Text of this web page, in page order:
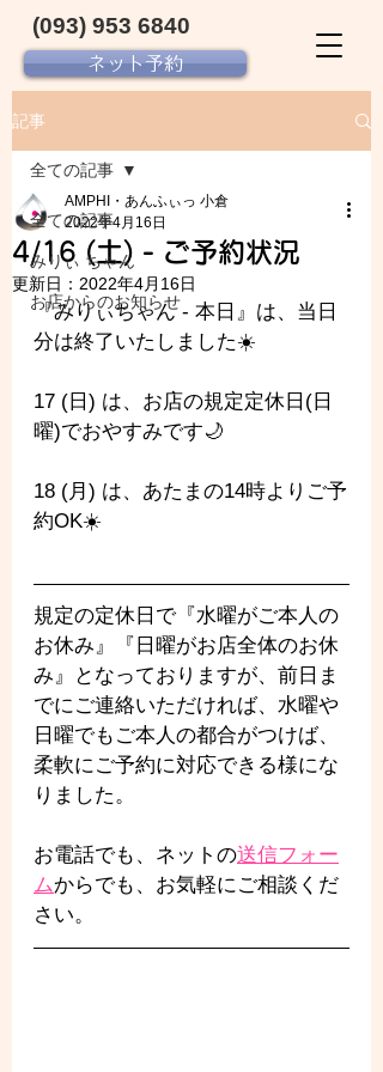
ネット予約
(093) 953 6840‬
記事
全ての記事
みりぃ ちゃん
お店からのお知らせ
全ての記事
4/16 (土) - ご予約状況
AMPHI・あんふぃっ 小倉
2022年4月16日
更新日： 2022年4月16日
『みりぃちゃん - 本日』は、当日
分は終了いたしました☀️
17 (日) は、お店の規定定休日(日
曜)でおやすみです🌙
18 (月) は、あたまの14時よりご予
約OK☀️
規定の定休日で『水曜がご本人の
お休み』『日曜がお店全体のお休
み』となっておりますが、前日ま
でにご連絡いただければ、水曜や
日曜でもご本人の都合がつけば、
柔軟にご予約に対応できる様にな
りました。
お電話でも、ネットの送信フォー
ムからでも、お気軽にご相談くだ
さい。